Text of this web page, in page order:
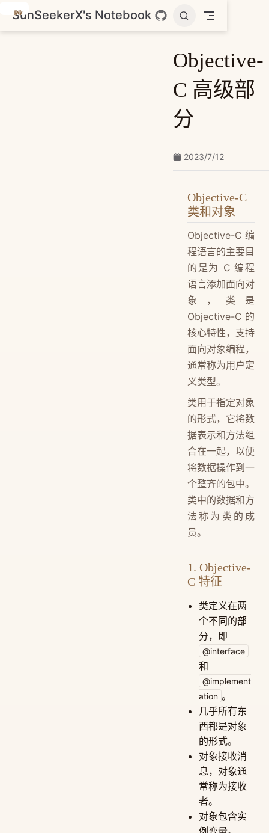
跳
至
SunSeekerX's Notebook
Objective-
C 高级部
分
2023/7/12
Objective-C
类和对象
Objective-C 编
程语言的主要目
的是为 C 编程
语言添加面向对
象，类是
Objective-C 的
核心特性，支持
面向对象编程，
通常称为用户定
义类型。
类用于指定对象
的形式，它将数
据表示和方法组
合在一起，以便
将数据操作到一
个整齐的包中。
类中的数据和方
法称为类的成
员。
1. Objective-
C 特征
类定义在两
个不同的部
分，即
@interface
和
@implement
ation 。
几乎所有东
西都是对象
的形式。
对象接收消
息，对象通
常称为接收
者。
对象包含实